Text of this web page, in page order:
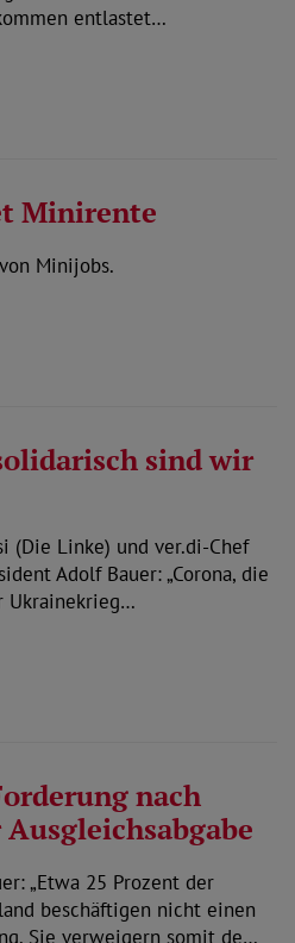
entlastet…
Minirente
Minijobs.
sind wir
(Die Linke) und ver.di-Chef
Adolf Bauer: „Corona, die
Ukrainekrieg…
nach
„Etwa 25 Prozent der
beschäftigen nicht einen
Sie verweigern somit de…